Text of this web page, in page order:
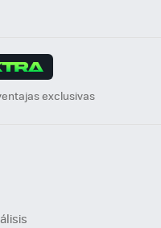
exclusivas